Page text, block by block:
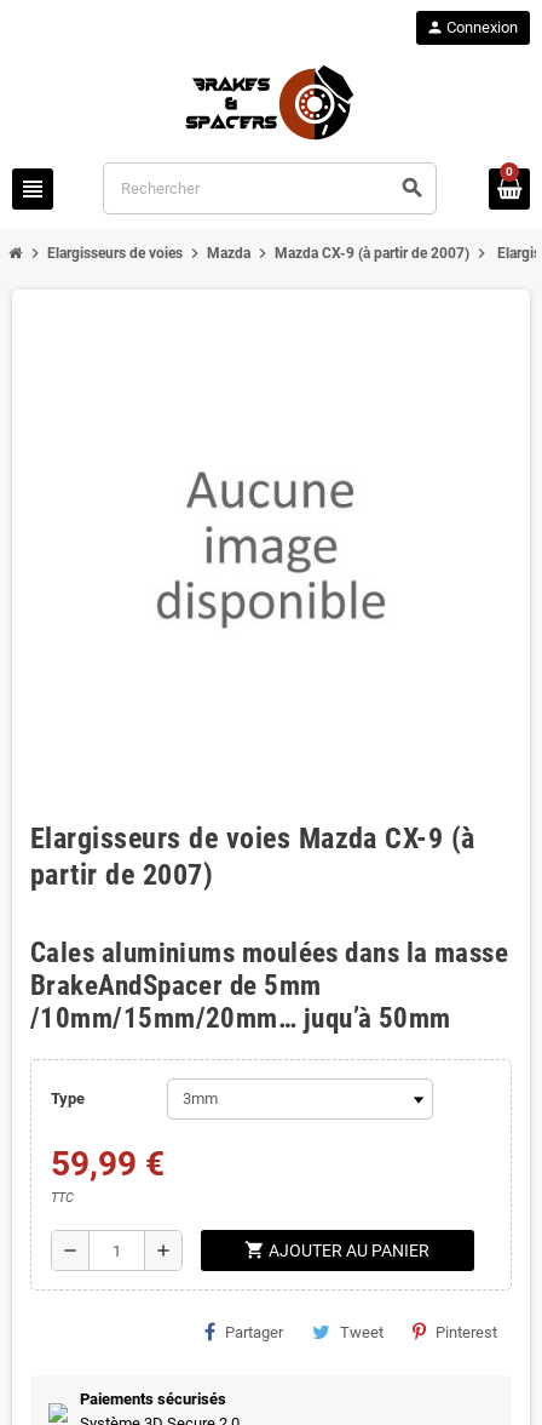
view_headline search
person Connexion
0
chevron_right Elargisseurs de voies chevron_right Mazda chevron_right Mazda CX-9 (à partir de 2007) chevron_right
Elargisseurs de voies Mazda CX-9 (à
partir de 2007)
Cales aluminiums moulées dans la masse
BrakeAndSpacer de 5mm
/10mm/15mm/20mm… juqu’à 50mm
Type
59,99 €
TTC
remove add shopping_cart AJOUTER AU PANIER
Partager Tweet Pinterest
Paiements sécurisés